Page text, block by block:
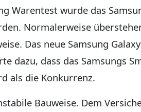
Warentest wurde das
Normalerweise
Das neue Samsung
dazu, dass das Samsungs
als die Konkurrenz.
Bauweise. Dem